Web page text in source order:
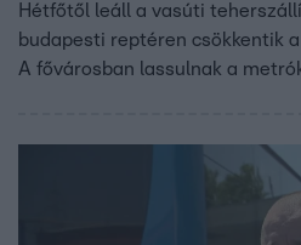
Hétfőtől leáll a vasúti
budapesti reptéren csökkentik
A fővárosban lassulnak a